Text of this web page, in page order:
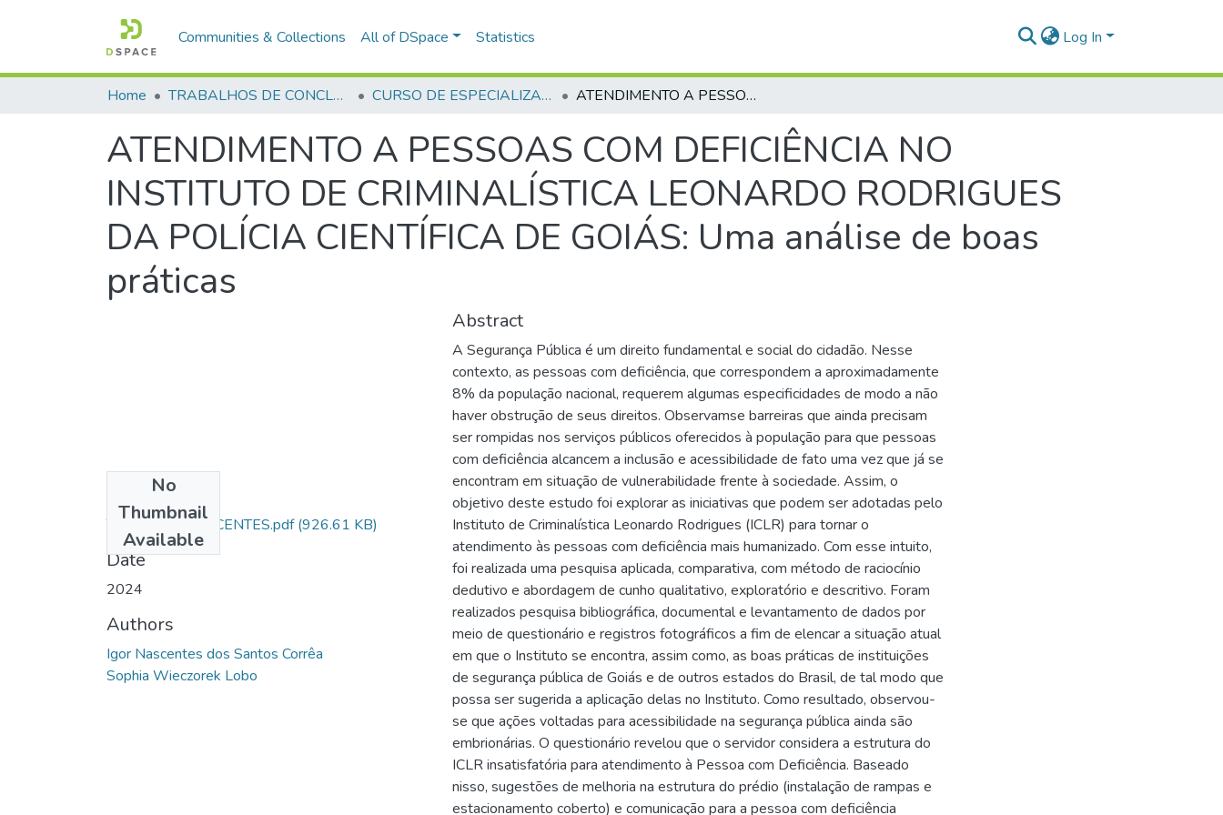
Communities & Collections All of DSpace Statistics Log In
Home TRABALHOS DE CONCLUSÃO DE CURSO - CEGESP (CURSO DE ESPECIALIZAÇÃO EM GERENCIAMENTO EM SEGURANÇA PÚBLICA) CURSO DE ESPECIALIZAÇÃO EM GERENCIAMENTO EM SEGURANÇA PÚBLICA - CEGESP - 2024 ATENDIMENTO A PESSOAS COM DEFICIÊNCIA NO INSTITUTO DE CRIMINALÍSTICA LEONARDO RODRIGUES DA POLÍCIA CIENTÍFICA DE GOIÁS: Uma análise de boas práticas
ATENDIMENTO A PESSOAS COM DEFICIÊNCIA NO
INSTITUTO DE CRIMINALÍSTICA LEONARDO RODRIGUES
DA POLÍCIA CIENTÍFICA DE GOIÁS: Uma análise de boas
práticas
No
Thumbnail
Available
TCC - IGOR NASCENTES.pdf(926.61 KB)
Date
2024
Authors
Igor Nascentes dos Santos Corrêa
Sophia Wieczorek Lobo
Abstract
A Segurança Pública é um direito fundamental e social do cidadão. Nesse
contexto, as pessoas com deficiência, que correspondem a aproximadamente
8% da população nacional, requerem algumas especificidades de modo a não
haver obstrução de seus direitos. Observamse barreiras que ainda precisam
ser rompidas nos serviços públicos oferecidos à população para que pessoas
com deficiência alcancem a inclusão e acessibilidade de fato uma vez que já se
encontram em situação de vulnerabilidade frente à sociedade. Assim, o
objetivo deste estudo foi explorar as iniciativas que podem ser adotadas pelo
Instituto de Criminalística Leonardo Rodrigues (ICLR) para tornar o
atendimento às pessoas com deficiência mais humanizado. Com esse intuito,
foi realizada uma pesquisa aplicada, comparativa, com método de raciocínio
dedutivo e abordagem de cunho qualitativo, exploratório e descritivo. Foram
realizados pesquisa bibliográfica, documental e levantamento de dados por
meio de questionário e registros fotográficos a fim de elencar a situação atual
em que o Instituto se encontra, assim como, as boas práticas de instituições
de segurança pública de Goiás e de outros estados do Brasil, de tal modo que
possa ser sugerida a aplicação delas no Instituto. Como resultado, observou-
se que ações voltadas para acessibilidade na segurança pública ainda são
embrionárias. O questionário revelou que o servidor considera a estrutura do
ICLR insatisfatória para atendimento à Pessoa com Deficiência. Baseado
nisso, sugestões de melhoria na estrutura do prédio (instalação de rampas e
estacionamento coberto) e comunicação para a pessoa com deficiência